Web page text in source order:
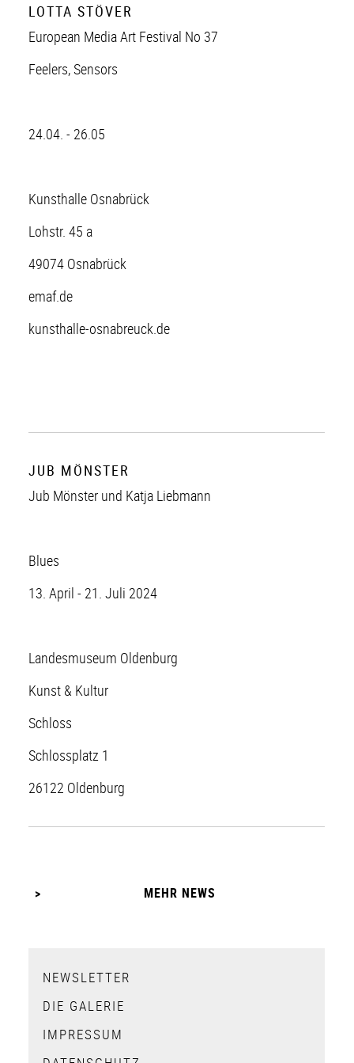
LOTTA STÖVER
European Media Art Festival No 37
Feelers, Sensors
24.04. - 26.05
Kunsthalle Osnabrück
Lohstr. 45 a
49074 Osnabrück
emaf.de
kunsthalle-osnabreuck.de
JUB MÖNSTER
Jub Mönster und Katja Liebmann
Blues
13. April - 21. Juli 2024
Landesmuseum Oldenburg
Kunst & Kultur
Schloss
Schlossplatz 1
26122 Oldenburg
MEHR NEWS
NEWSLETTER
DIE GALERIE
IMPRESSUM